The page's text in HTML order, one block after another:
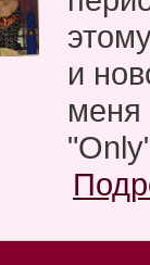
и
меня